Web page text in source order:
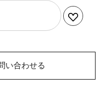
い合わせる